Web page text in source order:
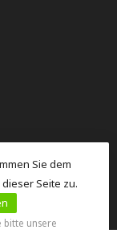
Sie dem
Seite zu.
bitte unsere